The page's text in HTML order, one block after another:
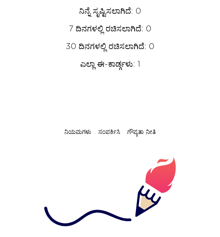
ನಿನ್ನೆ ಸೃಷ್ಟಿಸಲಾಗಿದೆ: 0
7 ದಿನಗಳಲ್ಲಿ ರಚಿಸಲಾಗಿದೆ: 0
30 ದಿನಗಳಲ್ಲಿ ರಚಿಸಲಾಗಿದೆ: 0
ಎಲ್ಲಾ ಈ-ಕಾರ್ಡ್ಗಳು: 1
ನಿಯಮಗಳು ಸಂಪರ್ಕಿಸಿ ಗೌಪ್ಯತಾ ನೀತಿ